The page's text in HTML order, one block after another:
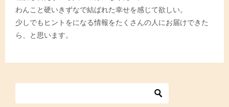
わんこと硬いきずなで結ばれた幸せを感じて欲しい。
少しでもヒントをになる情報をたくさんの人にお届けできた
ら、と思います。